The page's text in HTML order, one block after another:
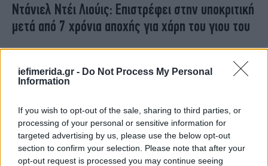
iefimerida.gr - Do Not Process My Personal
Information
If you wish to opt-out of the sale, sharing to third parties, or
processing of your personal or sensitive information for
targeted advertising by us, please use the below opt-out
section to confirm your selection. Please note that after your
opt-out request is processed you may continue seeing
Ντάνιελ Ντέι Λιούις: Επιστρέφει στην υποκριτική
μετά από 7 χρόνια αποχής για χάρη του γιου του